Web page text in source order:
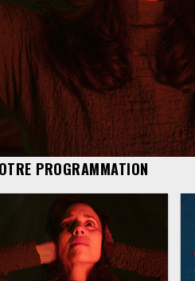
PROGRAMMATION